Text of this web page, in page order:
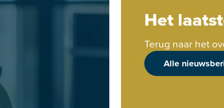
Het
Terug naar het
Alle